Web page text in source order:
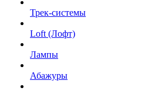
Трек-системы
Loft (Лофт)
Лампы
Абажуры